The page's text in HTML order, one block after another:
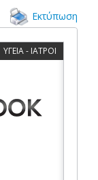
Εκτύπωση
ΥΓΕΙΑ - ΙΑΤΡΟΙ